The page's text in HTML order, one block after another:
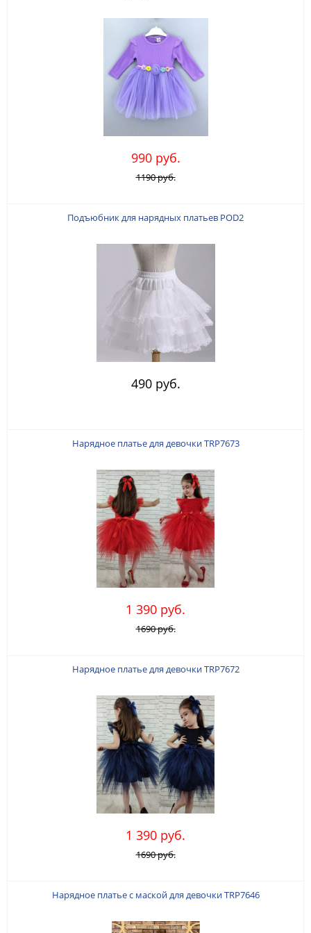
990 руб.
1190 руб.
Подъюбник для нарядных платьев POD2
490 руб.
Нарядное платье для девочки TRP7673
1 390 руб.
1690 руб.
Нарядное платье для девочки TRP7672
1 390 руб.
1690 руб.
Нарядное платье с маской для девочки TRP7646